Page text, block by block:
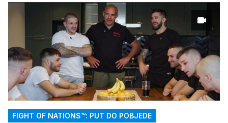
FIGHT OF NATIONS™: PUT DO POBJEDE